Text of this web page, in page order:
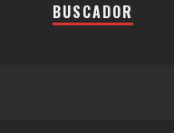
BUSCADOR